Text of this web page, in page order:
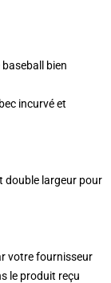
bien
incurvé et
double largeur pour
votre fournisseur
le produit reçu